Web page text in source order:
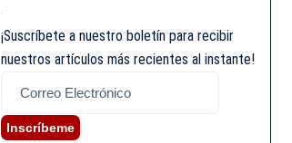
¡Suscríbete a nuestro boletín para recibir
nuestros artículos más recientes al instante!
Inscríbeme